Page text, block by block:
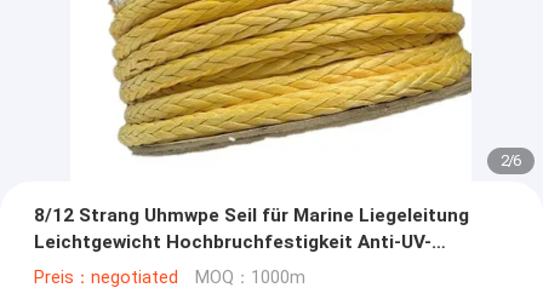
2/6
8/12 Strang Uhmwpe Seil für Marine Liegeleitung
Leichtgewicht Hochbruchfestigkeit Anti-UV-
Beschichtung
Preis：negotiated MOQ：1000m